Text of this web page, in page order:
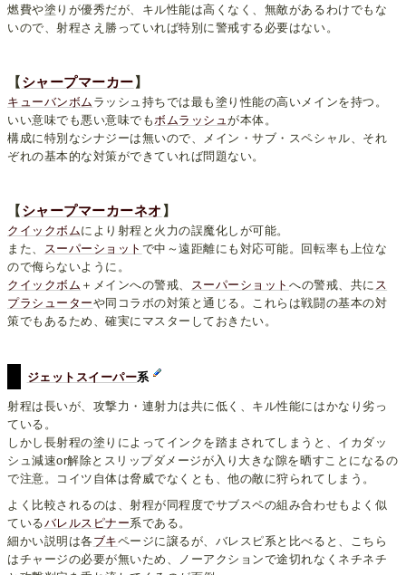
燃費や塗りが優秀だが、キル性能は高くなく、無敵があるわけでもな
いので、射程さえ勝っていれば特別に警戒する必要はない。
【シャープマーカー】
キューバンボム ラッシュ持ちでは最も塗り性能の高いメインを持つ。
いい意味でも悪い意味でもボムラッシュが本体。
構成に特別なシナジーは無いので、メイン・サブ・スペシャル、それ
ぞれの基本的な対策ができていれば問題ない。
【シャープマーカーネオ 】
クイックボムにより射程と火力の誤魔化しが可能。
また、 スーパーショット で中～遠距離にも対応可能。回転率も上位な
ので侮らないように。
クイックボム ＋メインへの警戒、 スーパーショット への警戒、共に ス
プラシューターや同コラボの対策と通じる。これらは戦闘の基本の対
策でもあるため、確実にマスターしておきたい。
ジェットスイーパー系
射程は長いが、攻撃力・連射力は共に低く、キル性能にはかなり劣っ
ている。
しかし長射程の塗りによってインクを踏まされてしまうと、イカダッ
シュ減速or解除とスリップダメージが入り大きな隙を晒すことになるの
で注意。コイツ自体は脅威でなくとも、他の敵に狩られてしまう。
よく比較されるのは、射程が同程度でサブスペの組み合わせもよく似
ているバレルスピナー系である。
細かい説明は各 ブキページに譲るが、バレスピ系と比べると、こちら
はチャージの必要が無いため、ノーアクションで途切れなくネチネチ